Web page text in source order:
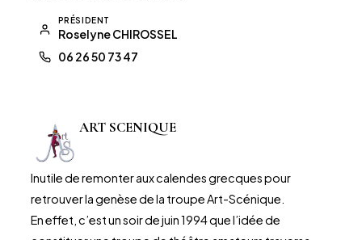
PRÉSIDENT
Roselyne CHIROSSEL
06 26 50 73 47
ART SCENIQUE
Inutile de remonter aux calendes grecques pour
retrouver la genèse de la troupe Art-Scénique.
En effet, c’est un soir de juin 1994 que l’idée de